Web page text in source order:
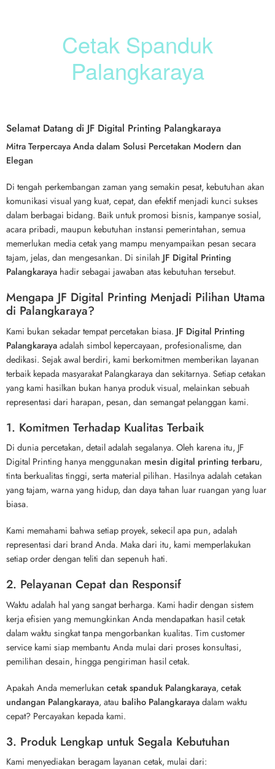
Cetak Spanduk
Palangkaraya
Selamat Datang di JF Digital Printing Palangkaraya
Mitra Terpercaya Anda dalam Solusi Percetakan Modern dan
Elegan
Di tengah perkembangan zaman yang semakin pesat, kebutuhan akan
komunikasi visual yang kuat, cepat, dan efektif menjadi kunci sukses
dalam berbagai bidang. Baik untuk promosi bisnis, kampanye sosial,
acara pribadi, maupun kebutuhan instansi pemerintahan, semua
memerlukan media cetak yang mampu menyampaikan pesan secara
tajam, jelas, dan mengesankan. Di sinilah JF Digital Printing
Palangkaraya hadir sebagai jawaban atas kebutuhan tersebut.
Mengapa JF Digital Printing Menjadi Pilihan Utama
di Palangkaraya?
Kami bukan sekadar tempat percetakan biasa. JF Digital Printing
Palangkarayaadalah simbol kepercayaan, profesionalisme, dan
dedikasi. Sejak awal berdiri, kami berkomitmen memberikan layanan
terbaik kepada masyarakat Palangkaraya dan sekitarnya. Setiap cetakan
yang kami hasilkan bukan hanya produk visual, melainkan sebuah
representasi dari harapan, pesan, dan semangat pelanggan kami.
1. Komitmen Terhadap Kualitas Terbaik
Di dunia percetakan, detail adalah segalanya. Oleh karena itu, JF
Digital Printing hanya menggunakan mesin digital printing terbaru,
tinta berkualitas tinggi, serta material pilihan. Hasilnya adalah cetakan
yang tajam, warna yang hidup, dan daya tahan luar ruangan yang luar
biasa.
Kami memahami bahwa setiap proyek, sekecil apa pun, adalah
representasi dari brand Anda. Maka dari itu, kami memperlakukan
setiap order dengan teliti dan sepenuh hati.
2. Pelayanan Cepat dan Responsif
Waktu adalah hal yang sangat berharga. Kami hadir dengan sistem
kerja efisien yang memungkinkan Anda mendapatkan hasil cetak
dalam waktu singkat tanpa mengorbankan kualitas. Tim customer
service kami siap membantu Anda mulai dari proses konsultasi,
pemilihan desain, hingga pengiriman hasil cetak.
Apakah Anda memerlukan cetak spanduk Palangkaraya, cetak
undangan Palangkaraya, atau baliho Palangkarayadalam waktu
cepat? Percayakan kepada kami.
3. Produk Lengkap untuk Segala Kebutuhan
Kami menyediakan beragam layanan cetak, mulai dari: